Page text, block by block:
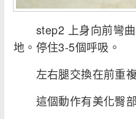
step2 上身向前彎曲
地。停住3-5個呼吸。
左右腿交換在前重複
這個動作有美化臀部